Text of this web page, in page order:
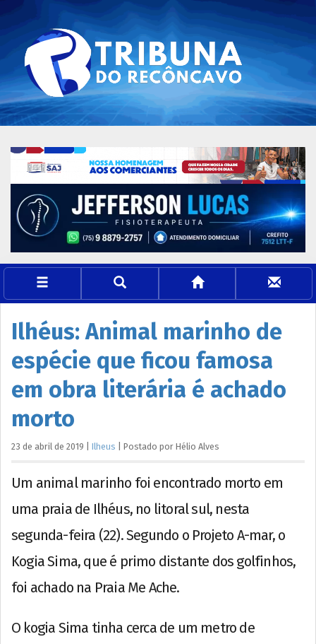
Ilhéus: Animal marinho de
espécie que ficou famosa
em obra literária é achado
morto
23 de abril de 2019 Ilheus Postado por Hélio Alves
Um animal marinho foi encontrado morto em
uma praia de Ilhéus, no litoral sul, nesta
segunda-feira (22). Segundo o Projeto A-mar, o
Kogia Sima, que é primo distante dos golfinhos,
foi achado na Praia Me Ache.
O kogia Sima tinha cerca de um metro de